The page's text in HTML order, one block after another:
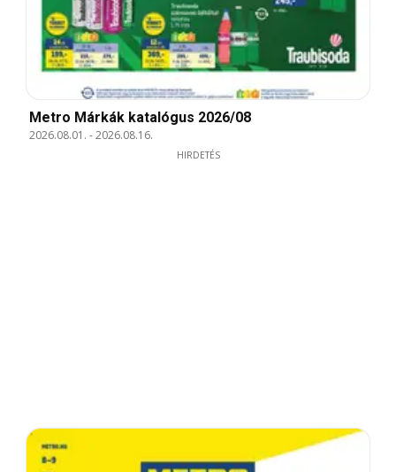
Metro Márkák katalógus 2026/08
2026.08.01. -2026.08.16.
HIRDETÉS